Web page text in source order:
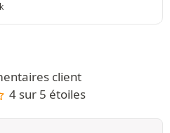
client
4 sur 5 étoiles